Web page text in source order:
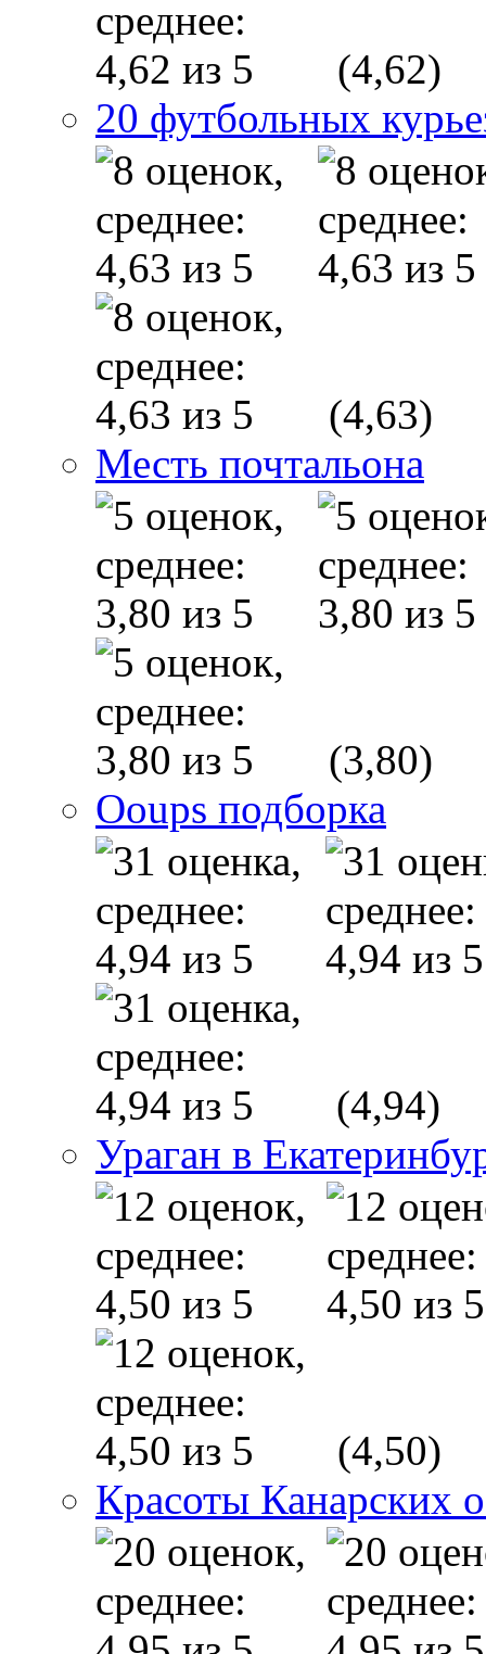
(4,62)
20 футбольных
(4,63)
Месть почтальона
(3,80)
Ooups подборка
(4,94)
Ураган в
(4,50)
Красоты Канарских